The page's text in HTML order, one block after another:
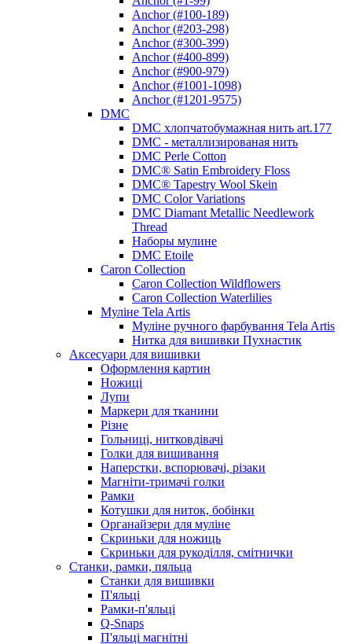
Anchor (#100-189)
Anchor (#203-298)
Anchor (#300-399)
Anchor (#400-899)
Anchor (#900-979)
Anchor (#1001-1098)
Anchor (#1201-9575)
DMC
DMC хлопчатобумажная нить art.177
DMC - металлизированая нить
DMC Perle Cotton
DMC® Satin Embroidery Floss
DMC® Tapestry Wool Skein
DMC Color Variations
DMC Diamant Metallic Needlework
Thread
Наборы мулине
DMC Etoile
Caron Collection
Caron Collection Wildflowers
Caron Collection Waterlilies
Муліне Tela Artis
Муліне ручного фарбування Tela Artis
Нитка для вишивки Пухнастик
Аксесуари для вишивки
Оформлення картин
Ножиці
Лупи
Маркери для тканини
Різне
Гольниці, нитковдівачі
Голки для вишивання
Наперстки, вспорювачі, різаки
Магніти-тримачі голки
Рамки
Котушки для ниток, бобінки
Органайзери для муліне
Скриньки для ножиць
Скриньки для рукоділля, смітнички
Станки, рамки, пяльца
Станки для вишивки
П'яльці
Рамки-п'яльці
Q-Snaps
П'яльці магнітні